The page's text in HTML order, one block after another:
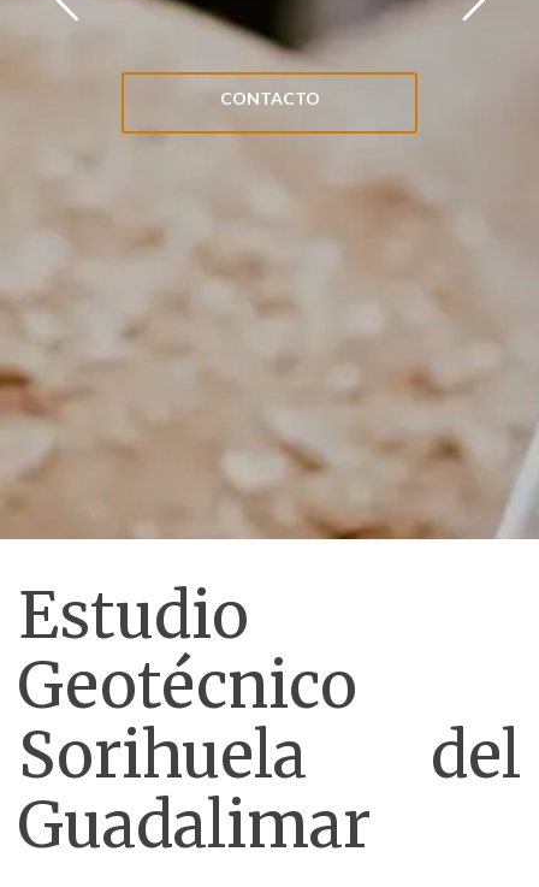
CONTACTO
Estudio
Geotécnico
Sorihuela del
Guadalimar